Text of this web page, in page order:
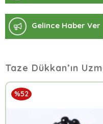
Gelince Haber Ver
Taze Dükkan’ın
%52